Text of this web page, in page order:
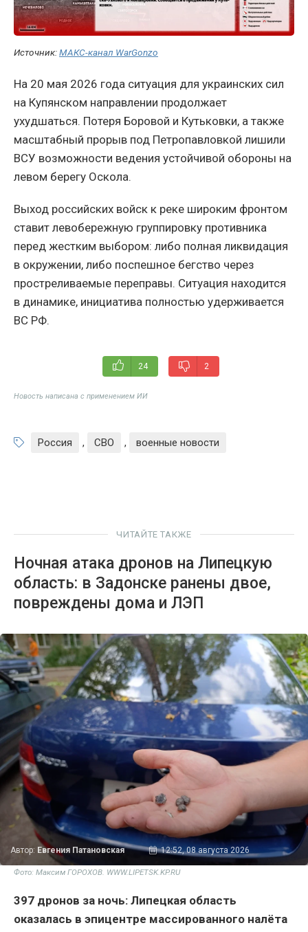
Источник:МАКС-канал WarGonzo
На 20 мая 2026 года ситуация для украинских сил
на Купянском направлении продолжает
ухудшаться. Потеря Боровой и Кутьковки, а также
масштабный прорыв под Петропавловкой лишили
ВСУ возможности ведения устойчивой обороны на
левом берегу Оскола.
Выход российских войск к реке широким фронтом
ставит левобережную группировку противника
перед жестким выбором: либо полная ликвидация
в окружении, либо поспешное бегство через
простреливаемые переправы. Ситуация находится
в динамике, инициатива полностью удерживается
ВС РФ.
24 2
Новость написана с применением ИИ
Россия , СВО , военные новости
ЧИТАЙТЕ ТАКЖЕ
Ночная атака дронов на Липецкую
область: в Задонске ранены двое,
повреждены дома и ЛЭП
Автор: Евгения Патановская 12:52, 08 августа 2026
Фото: Максим ГОРОХОВ. WWW.LIPETSK.KP.RU
397 дронов за ночь: Липецкая область
оказалась в эпицентре массированного налёта